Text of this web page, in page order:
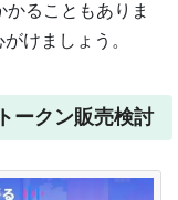
ることもありま
けましょう。
ークン販売検討